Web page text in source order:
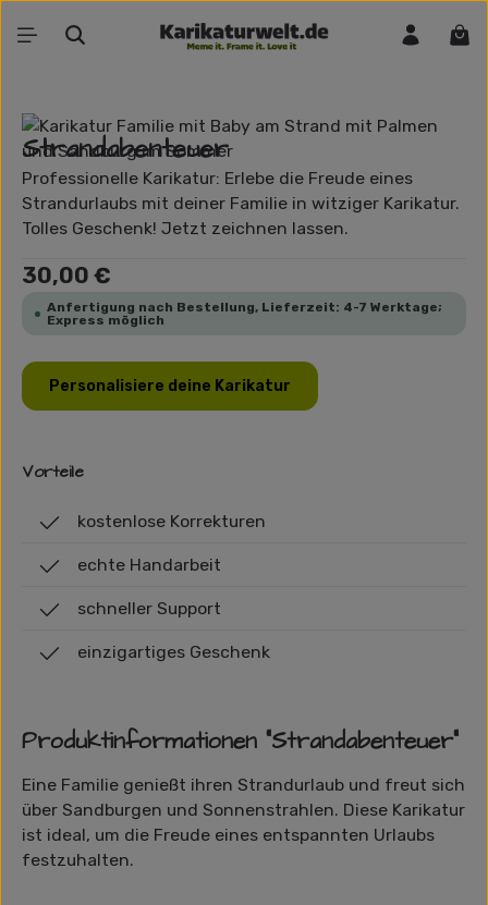
Zum Hauptinhalt springen
Bildergalerie überspringen
Strandabenteuer
Professionelle Karikatur: Erlebe die Freude eines
Strandurlaubs mit deiner Familie in witziger Karikatur.
Tolles Geschenk! Jetzt zeichnen lassen.
Regulärer Preis:
30,00 €
Anfertigung nach Bestellung, Lieferzeit: 4-7 Werktage;
Express möglich
Personalisiere deine Karikatur
Vorteile
kostenlose Korrekturen
echte Handarbeit
schneller Support
einzigartiges Geschenk
Produktinformationen "Strandabenteuer"
Eine Familie genießt ihren Strandurlaub und freut sich
über Sandburgen und Sonnenstrahlen. Diese Karikatur
ist ideal, um die Freude eines entspannten Urlaubs
festzuhalten.